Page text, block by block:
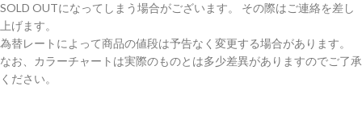
SOLD OUTになってしまう場合がございます。 その際はご連絡を差し
上げます。
為替レートによって商品の値段は予告なく変更する場合があります。
なお、カラーチャートは実際のものとは多少差異がありますのでご了承
ください。